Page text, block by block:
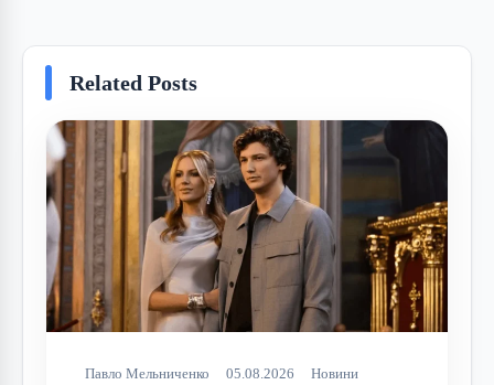
Related Posts
Павло Мельниченко 05.08.2026 Новини